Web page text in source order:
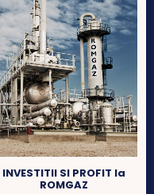
INVESTITII SI PROFIT la
ROMGAZ